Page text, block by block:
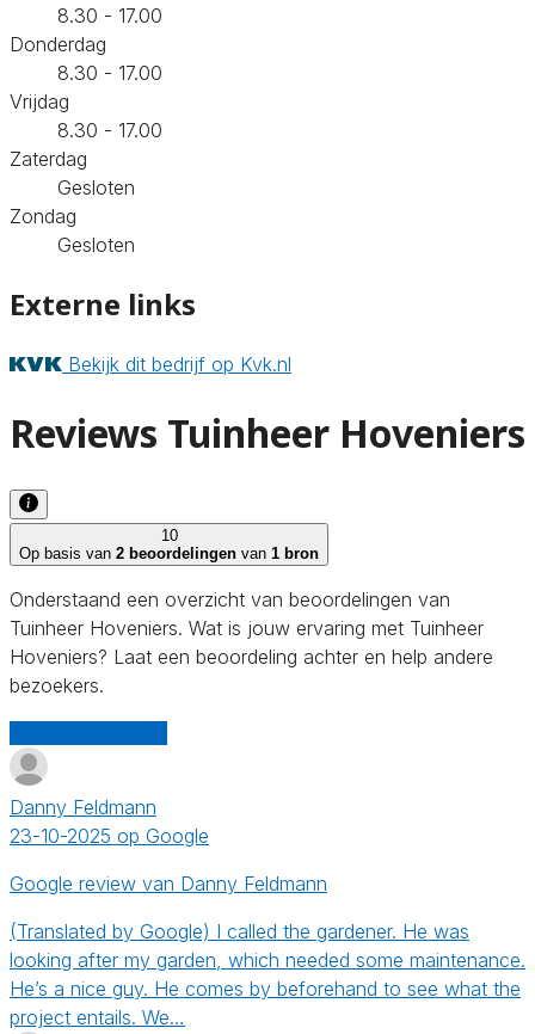
8.30 - 17.00
Donderdag
8.30 - 17.00
Vrijdag
8.30 - 17.00
Zaterdag
Gesloten
Zondag
Gesloten
Externe links
Bekijk dit bedrijf op Kvk.nl
Reviews Tuinheer Hoveniers
10
Op basis van 2 beoordelingen van 1 bron
Onderstaand een overzicht van beoordelingen van
Tuinheer Hoveniers. Wat is jouw ervaring met Tuinheer
Hoveniers? Laat een beoordeling achter en help andere
bezoekers.
Danny Feldmann
23-10-2025 op Google
Google review van Danny Feldmann
(Translated by Google) I called the gardener. He was
looking after my garden, which needed some maintenance.
He’s a nice guy. He comes by beforehand to see what the
project entails. We…